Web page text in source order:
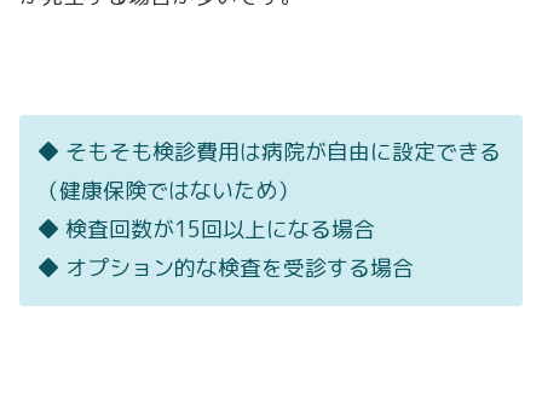
◆ そもそも検診費用は病院が自由に設定できる
（健康保険ではないため）
◆ 検査回数が15回以上になる場合
◆ オプション的な検査を受診する場合